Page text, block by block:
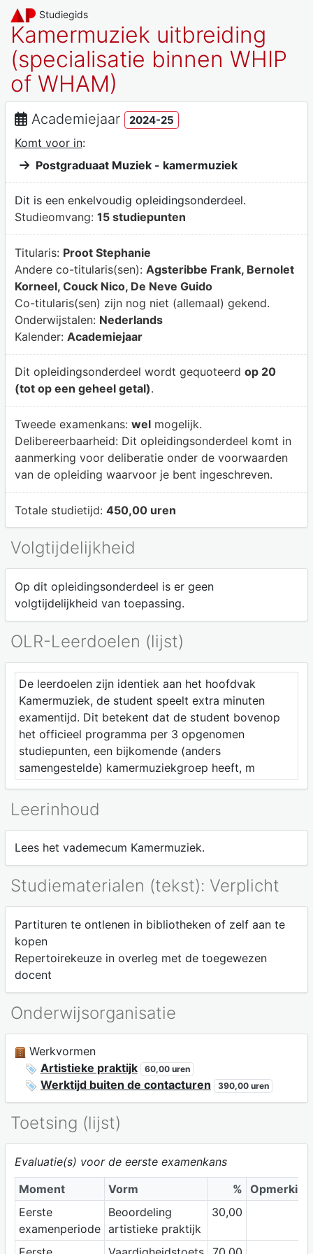
Studiegids
Kamermuziek uitbreiding
(specialisatie binnen WHIP
of WHAM)
Academiejaar 2024-25
Komt voor in:
Postgraduaat Muziek - kamermuziek
Dit is een enkelvoudig opleidingsonderdeel.
Studieomvang: 15 studiepunten
Titularis: Proot Stephanie
Andere co-titularis(sen): Agsteribbe Frank, Bernolet
Korneel, Couck Nico, De Neve Guido
Co-titularis(sen) zijn nog niet (allemaal) gekend.
Onderwijstalen: Nederlands
Kalender: Academiejaar
Dit opleidingsonderdeel wordt gequoteerd op 20
(tot op een geheel getal).
Tweede examenkans: welmogelijk.
Delibereerbaarheid: Dit opleidingsonderdeel komt in
aanmerking voor deliberatie onder de voorwaarden
van de opleiding waarvoor je bent ingeschreven.
Totale studietijd: 450,00 uren
Volgtijdelijkheid
Op dit opleidingsonderdeel is er geen
volgtijdelijkheid van toepassing.
OLR-Leerdoelen (lijst)
De leerdoelen zijn identiek aan het hoofdvak
Kamermuziek, de student speelt extra minuten
examentijd. Dit betekent dat de student bovenop
het officieel programma per 3 opgenomen
studiepunten, een bijkomende (anders
samengestelde) kamermuziekgroep heeft, m
Leerinhoud
Lees het vademecum Kamermuziek.
Studiematerialen (tekst): Verplicht
Partituren te ontlenen in bibliotheken of zelf aan te
kopen
Repertoirekeuze in overleg met de toegewezen
docent
Onderwijsorganisatie
Werkvormen
Artistieke praktijk
60,00 uren
Werktijd buiten de contacturen 390,00 uren
Toetsing (lijst)
Evaluatie(s) voor de eerste examenkans
Moment
Vorm % Opmerking
Eerste
examenperiode
Beoordeling
artistieke praktijk
30,00